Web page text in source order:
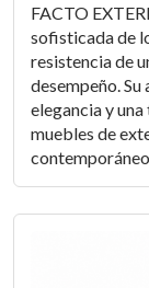
FACTO
sofisticada de
resistencia de
desempeño.
elegancia y
muebles de